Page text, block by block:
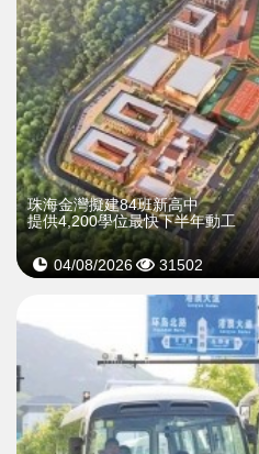
珠海金灣擬建84班新高中
提供4,200學位最快下半年動工
04/08/2026 31502